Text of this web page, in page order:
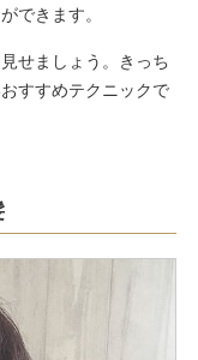
できます。
せましょう。きっち
すすめテクニックで